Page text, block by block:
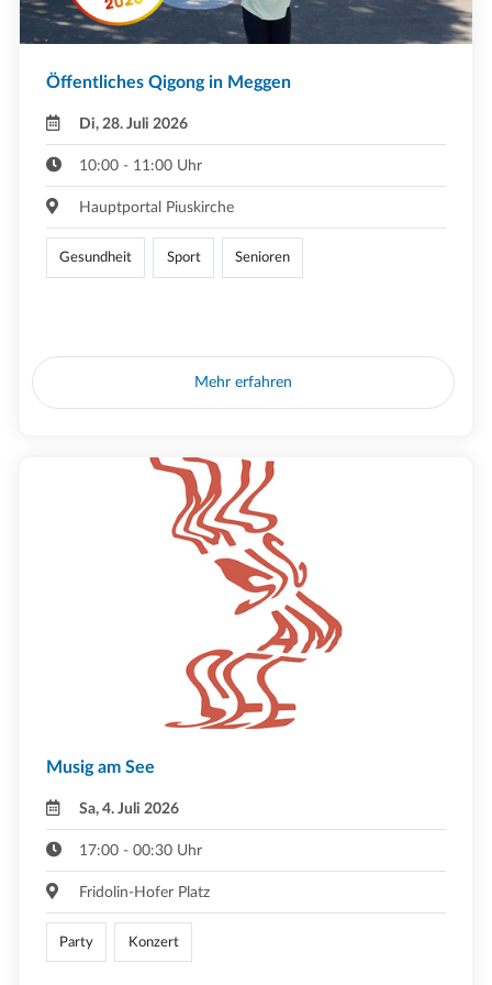
Öffentliches Qigong in Meggen
Di, 28. Juli 2026
10:00 - 11:00 Uhr
Hauptportal Piuskirche
Gesundheit Sport Senioren
Mehr erfahren
Musig am See
Sa, 4. Juli 2026
17:00 - 00:30 Uhr
Fridolin-Hofer Platz
Party Konzert